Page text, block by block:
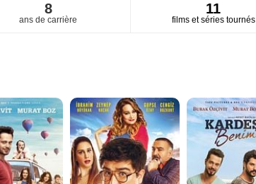
8
ans de carrière
11
films et séries tournés